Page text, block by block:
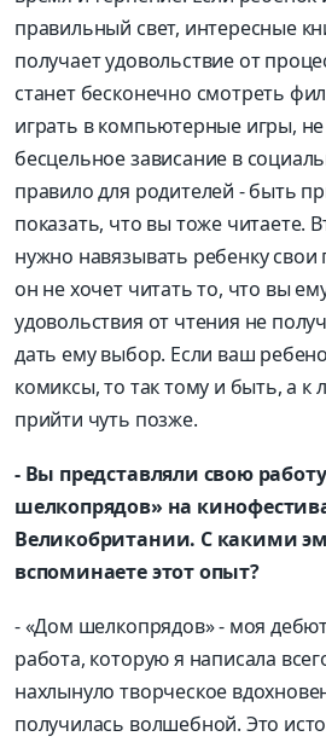
правильный свет, интересные
получает удовольствие от
станет бесконечно смотреть
играть в компьютерные игры,
бесцельное зависание в
правило для родителей - быть
показать, что вы тоже читаете.
нужно навязывать ребенку свои
он не хочет читать то, что вы
удовольствия от чтения не
дать ему выбор. Если ваш
комиксы, то так тому и быть, а к
прийти чуть позже.
- Вы представляли свою
шелкопрядов» на
Великобритании. С какими
вспоминаете этот опыт?
- «Дом шелкопрядов» - моя
работа, которую я написала
нахлынуло творческое
получилась волшебной. Это